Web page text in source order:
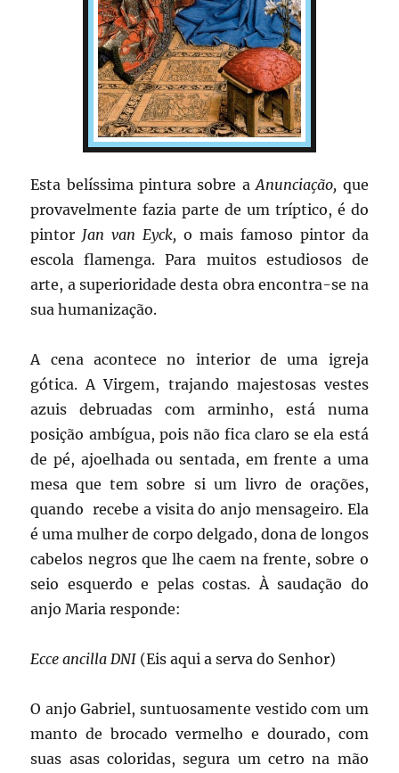
Esta belíssima pintura sobre aAnunciação, que
provavelmente fazia parte de um tríptico, é do
pintor Jan van Eyck,o mais famoso pintor da
escola flamenga. Para muitos estudiosos de
arte, a superioridade desta obra encontra-se na
sua humanização.
A cena acontece no interior de uma igreja
gótica. A Virgem, trajando majestosas vestes
azuis debruadas com arminho, está numa
posição ambígua, pois não fica claro se ela está
de pé, ajoelhada ou sentada, em frente a uma
mesa que tem sobre si um livro de orações,
quando recebe a visita do anjo mensageiro. Ela
é uma mulher de corpo delgado, dona de longos
cabelos negros que lhe caem na frente, sobre o
seio esquerdo e pelas costas. À saudação do
anjo Maria responde:
Ecce ancilla DNI (Eis aqui a serva do Senhor)
O anjo Gabriel, suntuosamente vestido com um
manto de brocado vermelho e dourado, com
suas asas coloridas, segura um cetro na mão